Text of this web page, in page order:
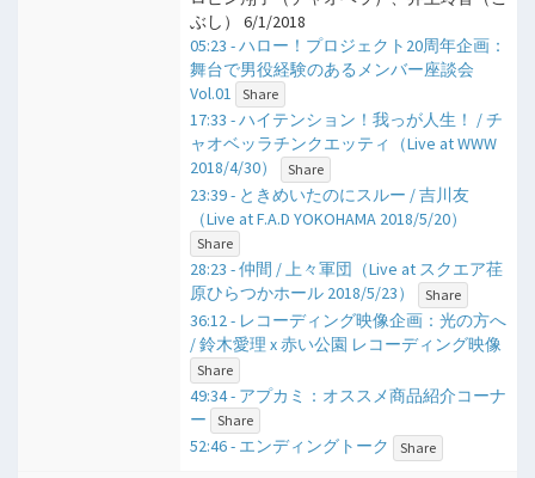
ぶし） 6/1/2018
05:23 - ハロー！プロジェクト20周年企画：
舞台で男役経験のあるメンバー座談会
Vol.01
Share
17:33 - ハイテンション！我っが人生！ / チ
ャオベッラチンクエッティ（Live at WWW
2018/4/30）
Share
23:39 - ときめいたのにスルー / 吉川友
（Live at F.A.D YOKOHAMA 2018/5/20）
Share
28:23 - 仲間 / 上々軍団（Live at スクエア荏
原ひらつかホール 2018/5/23）
Share
36:12 - レコーディング映像企画：光の方へ
/ 鈴木愛理 x 赤い公園 レコーディング映像
Share
49:34 - アプカミ：オススメ商品紹介コーナ
ー
Share
52:46 - エンディングトーク Share